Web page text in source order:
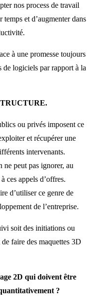
nos process de travail
et d’augmenter dans
à une promesse toujours
de logiciels par rapport à la
ou privés imposent ce
et récupérer une
intervenants.
ne peut pas ignorer, au
ces appels d’offres.
d’utiliser ce genre de
de l’entreprise.
soit des initiations ou
faire des maquettes 3D
2D qui doivent être
?